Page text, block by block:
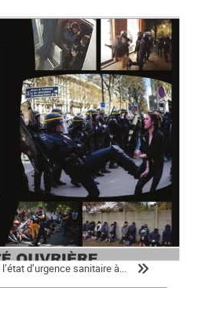
: un plan d’urgence contre le
! Loi de sécurité globale pour
d’urgence sanitaire à...